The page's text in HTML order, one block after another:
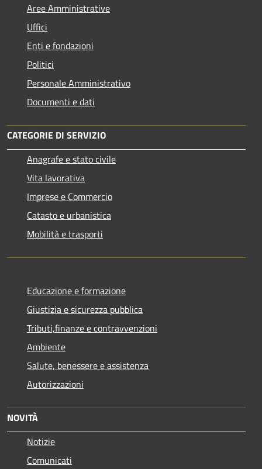
Aree Amministrative
Uffici
Enti e fondazioni
Politici
Personale Amministrativo
Documenti e dati
CATEGORIE DI SERVIZIO
Anagrafe e stato civile
Vita lavorativa
Imprese e Commercio
Catasto e urbanistica
Mobilità e trasporti
Educazione e formazione
Giustizia e sicurezza pubblica
Tributi,finanze e contravvenzioni
Ambiente
Salute, benessere e assistenza
Autorizzazioni
NOVITÀ
Notizie
Comunicati